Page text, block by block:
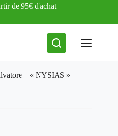
de 95€ d'achat
– « NYSIAS »